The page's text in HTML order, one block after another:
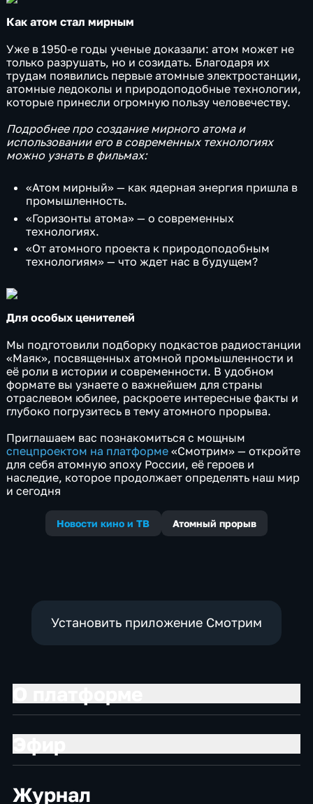
Как атом стал мирным
Уже в 1950-е годы ученые доказали: атом может не
только разрушать, но и созидать. Благодаря их
трудам появились первые атомные электростанции,
атомные ледоколы и природоподобные технологии,
которые принесли огромную пользу человечеству.
Подробнее про создание мирного атома и
использовании его в современных технологиях
можно узнать в фильмах:
«Атом мирный» — как ядерная энергия пришла в
промышленность.
«Горизонты атома» — о современных
технологиях.
«От атомного проекта к природоподобным
технологиям» — что ждет нас в будущем?
Для особых ценителей
Мы подготовили подборку подкастов радиостанции
«Маяк», посвященных атомной промышленности и
её роли в истории и современности. В удобном
формате вы узнаете о важнейшем для страны
отраслевом юбилее, раскроете интересные факты и
глубоко погрузитесь в тему атомного прорыва.
Приглашаем вас познакомиться с мощным
спецпроектом на платформе «Смотрим» — откройте
для себя атомную эпоху России, её героев и
наследие, которое продолжает определять наш мир
и сегодня
Новости кино и ТВ Атомный прорыв
Установить приложение Смотрим
Журнал